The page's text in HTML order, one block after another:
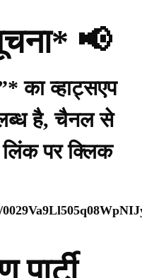
📢
का व्हाट्सएप
है, चैनल से
पर क्लिक